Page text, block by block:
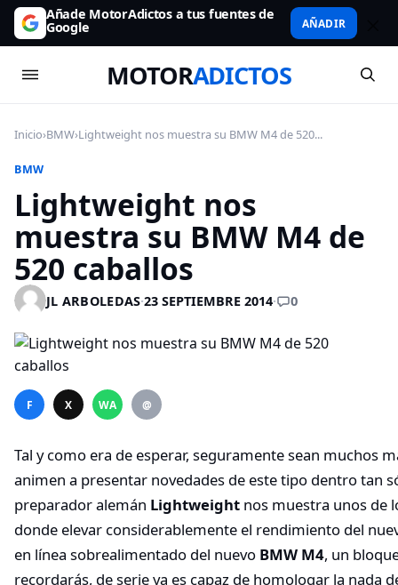
Añade MotorAdictos a tus fuentes de
Google AÑADIR
MOTORADICTOS
Inicio›BMW›Lightweight nos muestra su BMW M4 de 520...
BMW
Lightweight nos
muestra su BMW M4 de
520 caballos
JL ARBOLEDAS·23 SEPTIEMBRE 2014· 0
F X WA @
Tal y como era de esperar, seguramente sean muchos
animen a presentar novedades de este tipo dentro tan
preparador alemán Lightweight nos muestra unos de
donde elevar considerablemente el rendimiento del
en línea sobrealimentado del nuevo BMW M4, un
recordarás, de serie ya es capaz de homologar la nada